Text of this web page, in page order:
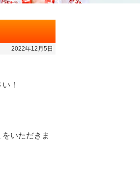
2022年12月5日
！
いただきま